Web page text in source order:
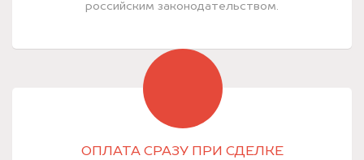
российским законодательством.
ОПЛАТА СРАЗУ ПРИ СДЕЛКЕ